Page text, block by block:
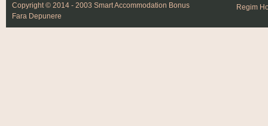
Copyright © 2014 - 2003 Smart Accommodation Bonus
Fara Depunere
Regim